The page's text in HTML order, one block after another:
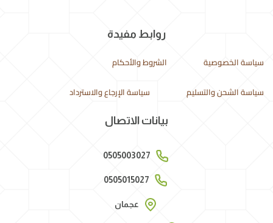
روابط مفيدة
سياسة الخصوصية الشروط والأحكام
سياسة الشحن والتسليم سياسة الإرجاع والاسترداد
بيانات الاتصال
0505003027
0505015027
عجمان